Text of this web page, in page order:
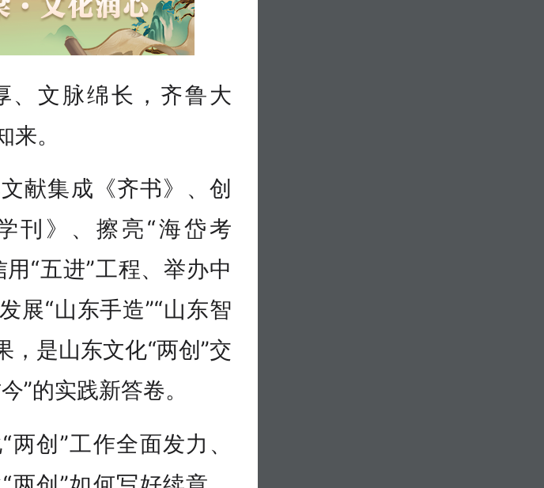
、文脉绵长，齐鲁大
。
献集成《齐书》、创
刊》、擦亮“海岱考
“五进”工程、举办中
展“山东手造”“山东智
是山东文化“两创”交
”的实践新答卷。
创”工作全面发力、